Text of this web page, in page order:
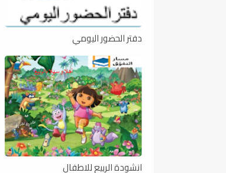
دفتر الحضور اليومي
انشودة الربيع للاطفال